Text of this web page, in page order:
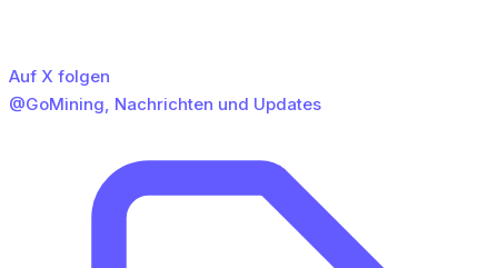
Auf X folgen
@GoMining, Nachrichten und Updates